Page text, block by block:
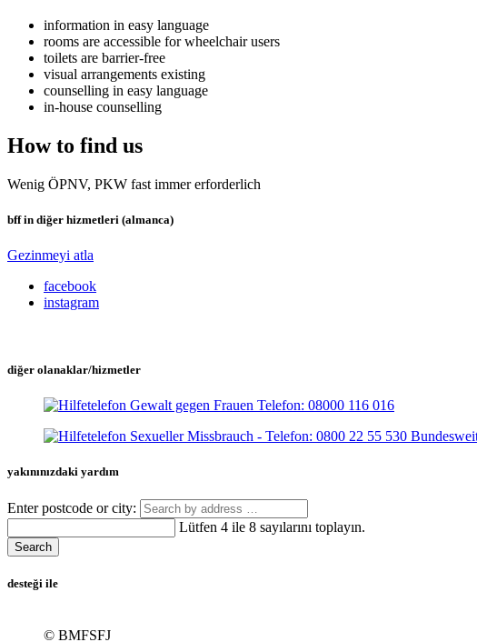
information in easy language
rooms are accessible for wheelchair users
toilets are barrier-free
visual arrangements existing
counselling in easy language
in-house counselling
How to find us
Wenig ÖPNV, PKW fast immer erforderlich
bff in diğer hizmetleri (almanca)
Gezinmeyi atla
facebook
instagram
diğer olanaklar/hizmetler
yakınınızdaki yardım
Enter postcode or city:
Lütfen 4 ile 8 sayılarını toplayın.
Search
desteği ile
© BMFSFJ